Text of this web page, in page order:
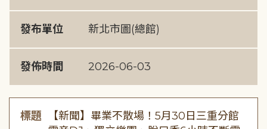
發布單位 新北市圖(總館)
發佈時間 2026-06-03
標題
【新聞】畢業不散場！5月30日三重分館